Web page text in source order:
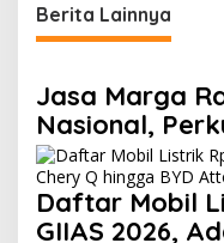
Berita Lainnya
Jasa Marga
Nasional,
Korporasi
Daftar Mobil
GIIAS 2026,